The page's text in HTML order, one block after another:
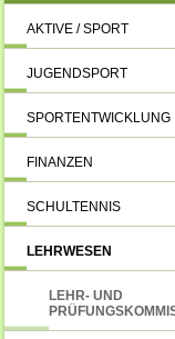
AKTIVE / SPORT
JUGENDSPORT
SPORTENTWICKLUNG
FINANZEN
SCHULTENNIS
LEHRWESEN
LEHR- UND